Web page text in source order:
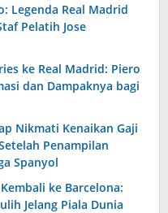
Legenda Real Madrid
Pelatih Jose
ke Real Madrid: Piero
dan Dampaknya bagi
Nikmati Kenaikan Gaji
Penampilan
Spanyol
ke Barcelona:
Jelang Piala Dunia